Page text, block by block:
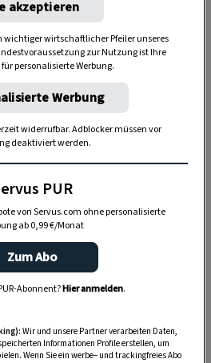
auf WhatsApp
Ihrem Handy und lieben es, auf
Kanal finden Sie täglich
Terrasse, Balkon- und
ERFAHREN
gelben Blütenblätter der
akzeptieren
wichtiger wirtschaftlicher Pfeiler unseres
zur Nutzung ist Ihre
personalisierte Werbung.
Werbung
widerrufbar. Adblocker müssen vor
deaktiviert werden.
PUR
von Servus.com ohne personalisierte
ab 0,99 €/Monat
Zum Abo
Abonnent?Hier anmelden.
Wir und unsere Partner verarbeiten Daten,
Informationen Profile erstellen, um
Wenn Sie ein werbe– und trackingfreies Abo